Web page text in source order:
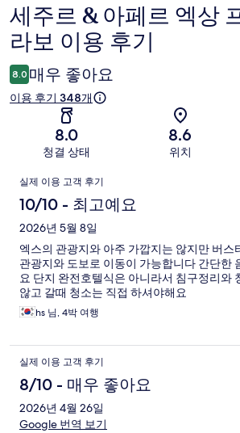
이
용
후
기
세주르 & 아페르 엑상
라보 이용 후기
8.0 매우 좋아요
이용 후기 348개
8.0
청결 상태
8.6
위치
이
용
후
기
실제 이용 고객 후기
10/10 - 최고예요
2026년 5월 8일
엑스의 관광지와 아주 가깝지는 않지만 버스
관광지와 도보로 이동이 가능합니다 간단한
요 단지 완전호텔식은 아니라서 침구정리와
않고 갈때 청소는 직접 하셔야해요
hs 님, 4박 여행
실제 이용 고객 후기
8/10 - 매우 좋아요
2026년 4월 26일
Google 번역 보기